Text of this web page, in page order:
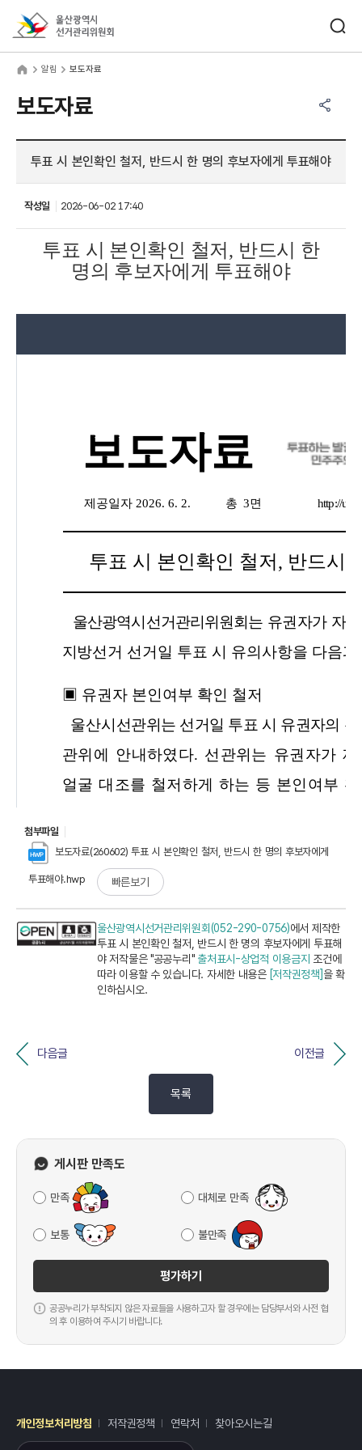
알림 보도자료
보도자료
투표 시 본인확인 철저, 반드시 한 명의 후보자에게 투표해야
작성일 2026-06-02 17:40
투표 시 본인확인 철저 , 반드시 한
명의 후보자에게 투표해야
첨부파일
보도자료(260602) 투표 시 본인확인 철저, 반드시 한 명의 후보자에게
투표해야.hwp 빠른보기
울산광역시선거관리위원회(052-290-0756)에서 제작한
투표 시 본인확인 철저, 반드시 한 명의 후보자에게 투표해
야 저작물은 "공공누리" 출처표시-상업적 이용금지 조건에
따라 이용할 수 있습니다. 자세한 내용은 [저작권정책]을 확
인하십시오.
다음글 이전글
목록
게시판 만족도
만족 대체로 만족
보통 불만족
평가하기
공공누리가 부착되지 않은 자료들을 사용하고자 할 경우에는 담당부서와 사전 협
의 후 이용하여 주시기 바랍니다.
개인정보처리방침 저작권정책 연락처 찾아오시는길